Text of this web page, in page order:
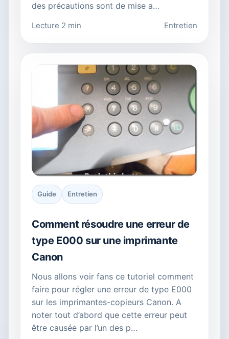
des précautions sont de mise a…
Lecture 2 min Entretien
Guide Entretien
Comment résoudre une erreur de
type E000 sur une imprimante
Canon
Nous allons voir fans ce tutoriel comment
faire pour régler une erreur de type E000
sur les imprimantes-copieurs Canon. A
noter tout d’abord que cette erreur peut
être causée par l’un des p…